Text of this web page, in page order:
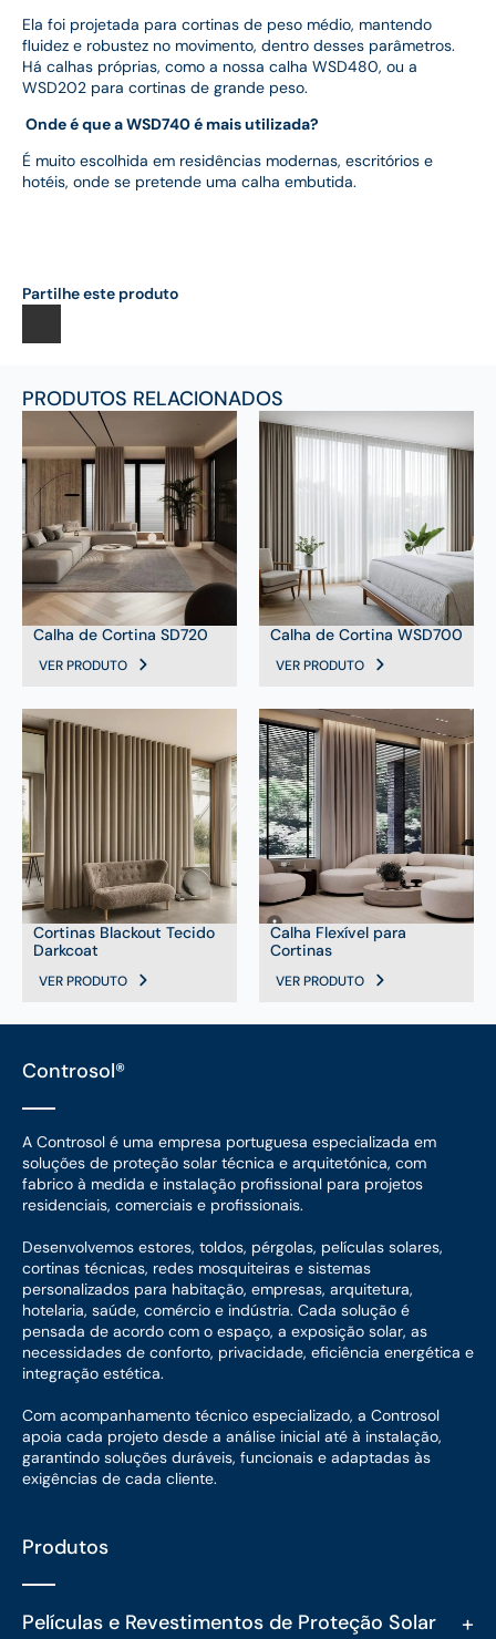
Ela foi projetada para cortinas de peso médio, mantendo
fluidez e robustez no movimento, dentro desses parâmetros.
Há calhas próprias, como a nossa calha WSD480, ou a
WSD202 para cortinas de grande peso.
Onde é que a WSD740 é mais utilizada?
É muito escolhida em residências modernas, escritórios e
hotéis, onde se pretende uma calha embutida.
Partilhe este produto
PRODUTOS RELACIONADOS
Calha de Cortina SD720
VER PRODUTO
Calha de Cortina WSD700
VER PRODUTO
Cortinas Blackout Tecido
Darkcoat
VER PRODUTO
Calha Flexível para
Cortinas
VER PRODUTO
Controsol®
A Controsol é uma empresa portuguesa especializada em
soluções de proteção solar técnica e arquitetónica, com
fabrico à medida e instalação profissional para projetos
residenciais, comerciais e profissionais.
Desenvolvemos estores, toldos, pérgolas, películas solares,
cortinas técnicas, redes mosquiteiras e sistemas
personalizados para habitação, empresas, arquitetura,
hotelaria, saúde, comércio e indústria. Cada solução é
pensada de acordo com o espaço, a exposição solar, as
necessidades de conforto, privacidade, eficiência energética e
integração estética.
Com acompanhamento técnico especializado, a Controsol
apoia cada projeto desde a análise inicial até à instalação,
garantindo soluções duráveis, funcionais e adaptadas às
exigências de cada cliente.
Produtos
Películas e Revestimentos de Proteção Solar +